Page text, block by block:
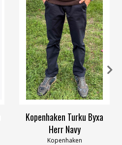
31 32 33 34 36 38
Kopenhaken Turku Byxa
Herr Navy
Kopenhaken